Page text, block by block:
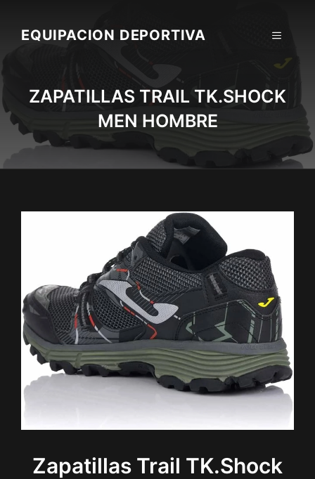
contentEQUIPACION DEPORTIVA MENU
ZAPATILLAS TRAIL TK.SHOCK
MEN HOMBRE
Zapatillas Trail TK.Shock